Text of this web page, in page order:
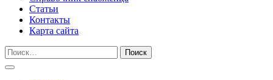
Статьи
Контакты
Карта сайта